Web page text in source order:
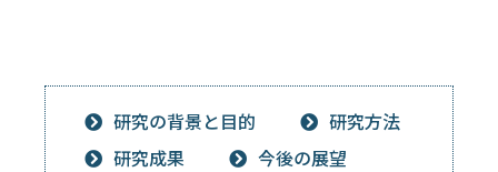
研究の背景と目的
研究方法
研究成果
今後の展望